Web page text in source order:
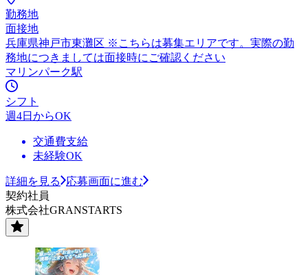
勤務地
面接地
兵庫県神戸市東灘区 ※こちらは募集エリアです。実際の勤
務地につきましては面接時にご確認ください
マリンパーク駅
シフト
週4日からOK
交通費支給
未経験OK
詳細を見る
応募画面に進む
契約社員
株式会社GRANSTARTS